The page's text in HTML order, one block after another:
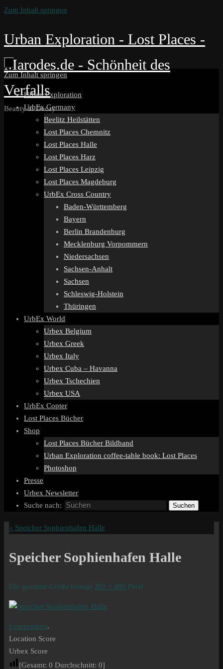
Zum Inhalt springen
Urban Exploration - Lost Places -
Marodes.de - Schönheit des
Verfalls
Beauty in Decay
Zum Inhalt springen
Urban Exploration
UrbEx Germany
Beelitz Heilstätten
Lost Places Chemnitz
Lost Places Halle
Lost Places Harz
Lost Places Leipzig
Lost Places Magdeburg
UrbEx Cross Country
Baden-Württemberg
Bayern
Berlin Brandenburg
Mecklenburg Vorpommern
Niedersachsen
Sachsen-Anhalt
Sachsen
Schleswig-Holstein
Thüringen
UrbEx World
Urbex Belgium
Urbex Greek
Urbex Italy
Urbex Cuba – Havanna
Urbex Tschechien
Urbex USA
UrbEx Copter
Lost Places Bücher
Shop
Lost Places Bücher Bildband
Urban Exploration coffee-table book: Lost Places
Photoshop
Presse
Urbex Newsletter
Suche nach:
Suchen
« Speicher Sophienhafen Halle
Speicher Sophienhafen Halle
Die gesamte Größe beträgt 305 × 480 Pixel
Lesezeichen.
Location Score
Urbex Score
[Gesamt: 0 Durchschnitt: 0]